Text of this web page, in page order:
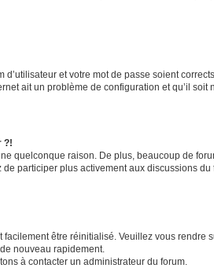
et votre mot de passe soient
ait un problème de configuration et qu’il soit
?!
quelconque raison. De plus, beaucoup de
participer plus activement aux discussions du
être réinitialisé. Veuillez vous rendre
nouveau rapidement.
à contacter un administrateur du forum.